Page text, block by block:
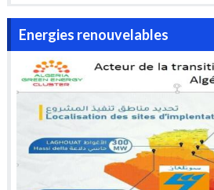
Energies renouvelables